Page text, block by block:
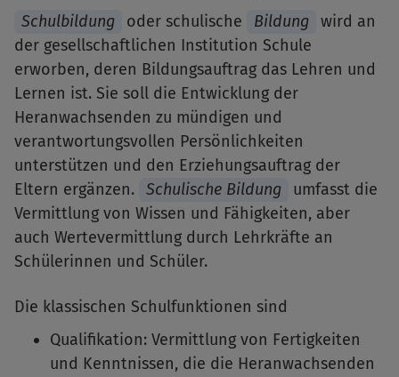
Schulbildung oder schulische Bildung wird an
der gesellschaftlichen Institution Schule
erworben, deren Bildungsauftrag das Lehren und
Lernen ist. Sie soll die Entwicklung der
Heranwachsenden zu mündigen und
verantwortungsvollen Persönlichkeiten
unterstützen und den Erziehungsauftrag der
Eltern ergänzen. Schulische Bildung
umfasst die
Vermittlung von Wissen und Fähigkeiten, aber
auch Wertevermittlung durch Lehrkräfte an
Schülerinnen und Schüler.
Die klassischen Schulfunktionen sind
Qualifikation: Vermittlung von Fertigkeiten
und Kenntnissen, die die Heranwachsenden